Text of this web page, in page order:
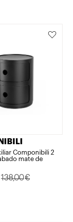
Componibili 2
mate de
138,00€